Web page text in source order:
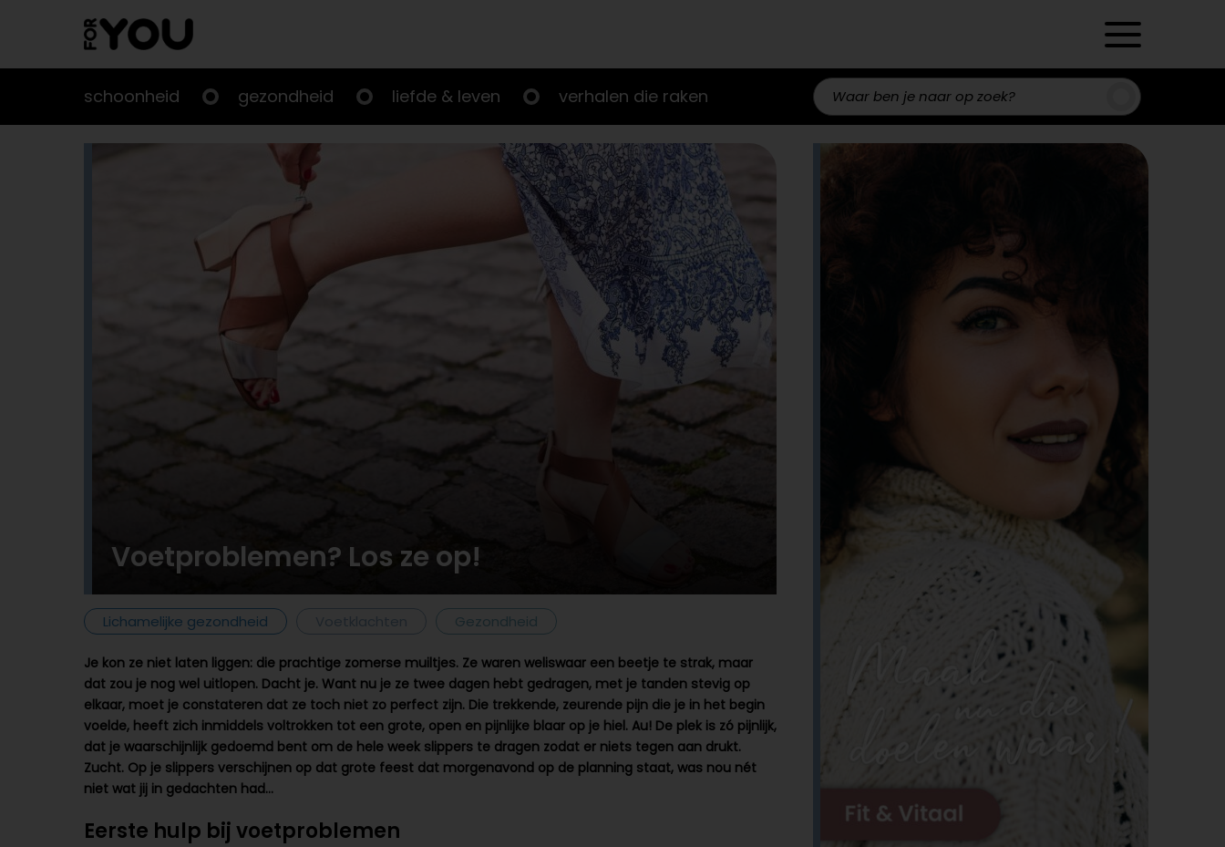
schoonheid gezondheid liefde & leven verhalen die raken Zoeken
Voetproblemen? Los ze op!
Lichamelijke gezondheid Gezondheid
Je kon ze niet laten liggen: die prachtige zomerse muiltjes. Ze waren weliswaar een beetje te strak, maar
dat zou je nog wel uitlopen. Dacht je. Want nu je ze twee dagen hebt gedragen, met je tanden stevig op
elkaar, moet je constateren dat ze toch niet zo perfect zijn. Die trekkende, zeurende pijn die je in het begin
voelde, heeft zich inmiddels voltrokken tot een grote, open en pijnlijke blaar op je hiel. Au! De plek is zó pijnlijk,
dat je waarschijnlijk gedoemd bent om de hele week slippers te dragen zodat er niets tegen aan drukt.
Zucht. Op je slippers verschijnen op dat grote feest dat morgenavond op de planning staat, was nou nét
niet wat jij in gedachten had…
Eerste hulp bij voetproblemen